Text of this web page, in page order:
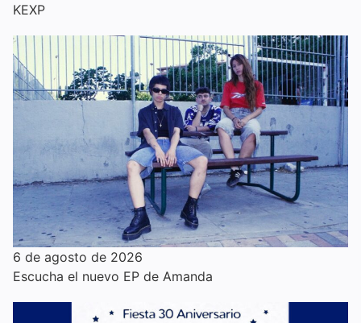
KEXP
6 de agosto de 2026
Escucha el nuevo EP de Amanda